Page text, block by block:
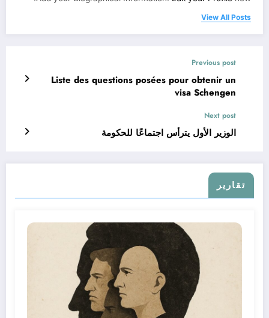
View All Posts
Previous post
Liste des questions posées pour obtenir un
visa Schengen
Next post
الوزير الأول يترأس اجتماعًا للحكومة
تقارير